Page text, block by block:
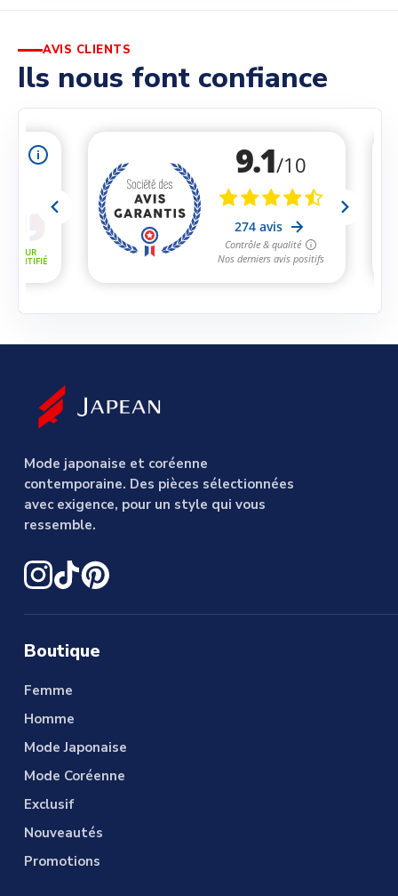
AVIS CLIENTS
Ils nous font confiance
Mode japonaise et coréenne
contemporaine. Des pièces sélectionnées
avec exigence, pour un style qui vous
ressemble.
Boutique
Femme
Homme
Mode Japonaise
Mode Coréenne
Exclusif
Nouveautés
Promotions